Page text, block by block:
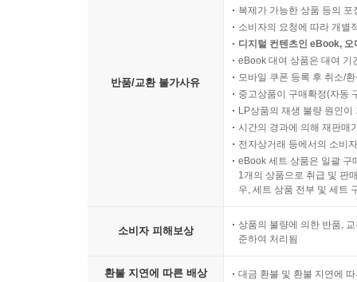
반품/교환 불가사유
복제가 가능한 상품 등의
소비자의 요청에 따라 개별
디지털 컨텐츠인 eBook,
eBook 대여 상품은 대여 기
모바일 쿠폰 등록 후 취소/
중고상품이 구매확정(자동
LP상품의 재생 불량 원인
시간의 경과에 의해 재판매
전자상거래 등에서의 소비
eBook 세트 상품은 일괄 구
1개의 상품으로 취급 및 판
우, 세트 상품 전부 및 세트
소비자 피해보상
상품의 불량에 의한 반품,
준하여 처리됨
환불 지연에 따른 배상 대금 환불 및 환불 지연에